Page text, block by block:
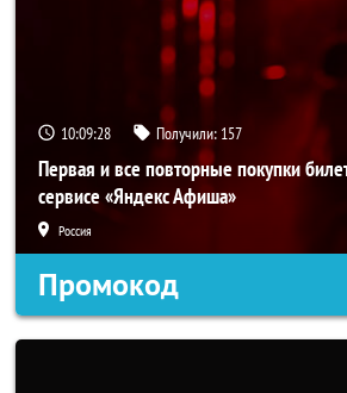
10:09:28 Получили: 157
Первая и все повторные покупки
сервисе «Яндекс Афиша»
Россия
Промокод